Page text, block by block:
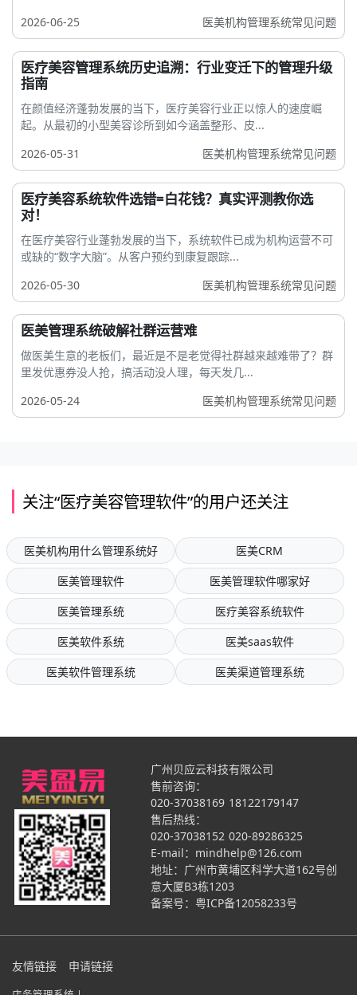
2026-06-25
医美机构管理系统常见问题
医疗美容管理系统历史追溯：行业变迁下的管理升级
指南
在颜值经济蓬勃发展的当下，医疗美容行业正以惊人的速度崛
起。从最初的小型美容诊所到如今涵盖整形、皮...
2026-05-31
医美机构管理系统常见问题
医疗美容系统软件选错=白花钱？真实评测教你选
对！
在医疗美容行业蓬勃发展的当下，系统软件已成为机构运营不可
或缺的“数字大脑”。从客户预约到康复跟踪...
2026-05-30
医美机构管理系统常见问题
医美管理系统破解社群运营难
做医美生意的老板们，最近是不是老觉得社群越来越难带了？群
里发优惠券没人抢，搞活动没人理，每天发几...
2026-05-24
医美机构管理系统常见问题
关注“医疗美容管理软件”的用户还关注
医美机构用什么管理系统好
医美CRM
医美管理软件
医美管理软件哪家好
医美管理系统
医疗美容系统软件
医美软件系统
医美saas软件
医美软件管理系统
医美渠道管理系统
广州贝应云科技有限公司
售前咨询：
020-37038169 18122179147
售后热线：
020-37038152 020-89286325
E-mail：mindhelp@126.com
地址：广州市黄埔区科学大道162号创
意大厦B3栋1203
备案号： 粤ICP备12058233号
友情链接 申请链接